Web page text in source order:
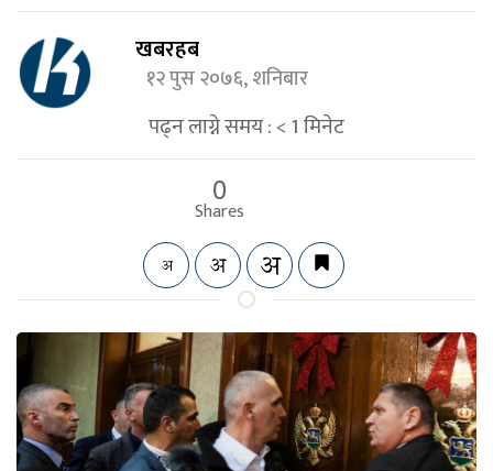
खबरहब
१२ पुस २०७६, शनिबार
पढ्न लाग्ने समय :< 1मिनेट
0
Shares